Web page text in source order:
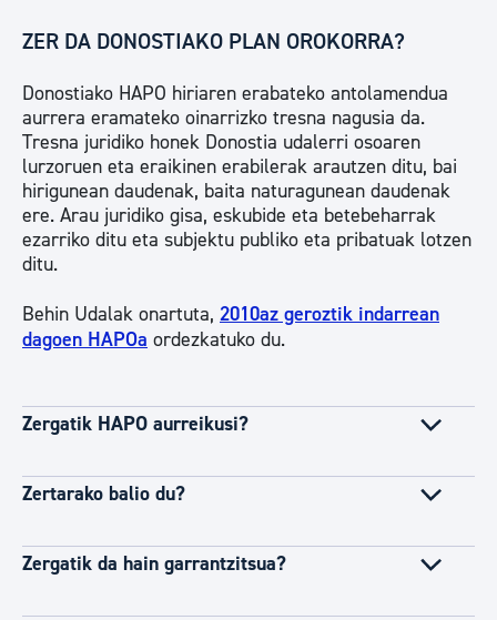
ZER DA DONOSTIAKO PLAN OROKORRA?
Donostiako HAPO hiriaren erabateko antolamendua
aurrera eramateko oinarrizko tresna nagusia da.
Tresna juridiko honek Donostia udalerri osoaren
lurzoruen eta eraikinen erabilerak arautzen ditu, bai
hirigunean daudenak, baita naturagunean daudenak
ere. Arau juridiko gisa, eskubide eta betebeharrak
ezarriko ditu eta subjektu publiko eta pribatuak lotzen
ditu.
Behin Udalak onartuta, 2010az geroztik indarrean
dagoen HAPOa ordezkatuko du.
Zergatik HAPO aurreikusi?
Zertarako balio du?
Zergatik da hain garrantzitsua?